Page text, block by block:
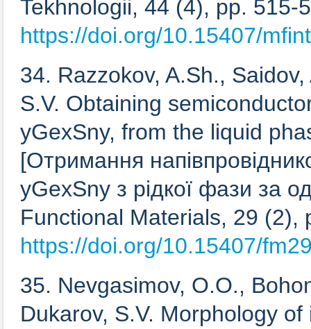
Tekhnologii, 44 (4), pp. 515-
https://doi.org/10.15407/
34. Razzokov, A.Sh.,
S.V. Obtaining
yGexSny, from the liquid
[Отримання
yGexSny з рідкої фази за
Functional Materials, 29 (2),
https://doi.org/10.15407/
35. Nevgasimov, O.O.,
Dukarov, S.V. Morphology